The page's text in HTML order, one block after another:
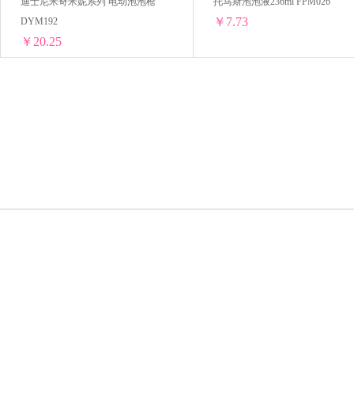
DYM192
￥20.25
￥7.73